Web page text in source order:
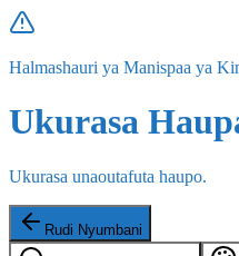
Halmashauri ya Manispaa ya
Ukurasa
Ukurasa unaoutafuta haupo.
Rudi Nyumbani